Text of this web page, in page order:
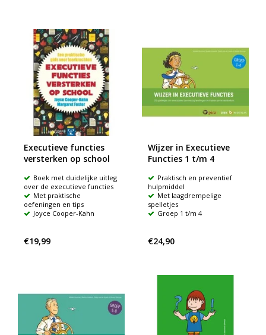
Executieve functies
versterken op school
Boek met duidelijke uitleg
over de executieve functies
Met praktische
oefeningen en tips
Joyce Cooper-Kahn
€19,99
Wijzer in Executieve
Functies 1 t/m 4
Praktisch en preventief
hulpmiddel
Met laagdrempelige
spelletjes
Groep 1 t/m 4
€24,90